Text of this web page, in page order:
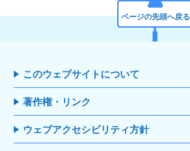
ページの先頭へ戻る
このウェブサイトについて
著作権・リンク
ウェブアクセシビリティ方針